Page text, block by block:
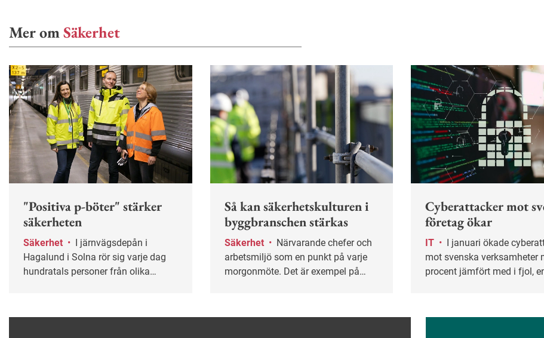
Mer omSäkerhet
"Positiva p-böter" stärker
säkerheten
Säkerhet •
Hagalund i Solna rör sig varje dag
hundratals personer från olika
säkerhetsarbete tagit form som gett
Så kan säkerhetskulturen i
byggbranschen stärkas
Säkerhet •
arbetsmiljö som en punkt på varje
morgonmöte. Det är exempel på
Cyberattacker mot
företag ökar
IT •
mot svenska verksamheter
procent jämfört med i fjol,
gör oss till ett attraktivt mål